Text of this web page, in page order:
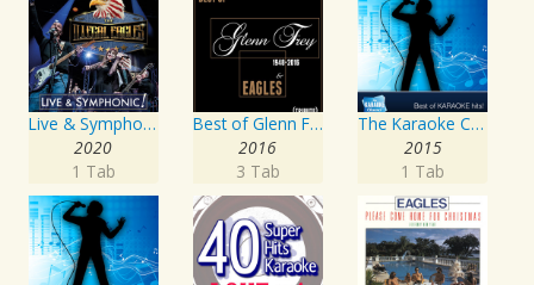
Live & Symphonic
2020
1 Tab
Best of Glenn Frey & Eagles (1948-2016)
2016
3 Tab
The Karaoke Channel - Sing Learn to Be Still Like Eagles
2015
1 Tab